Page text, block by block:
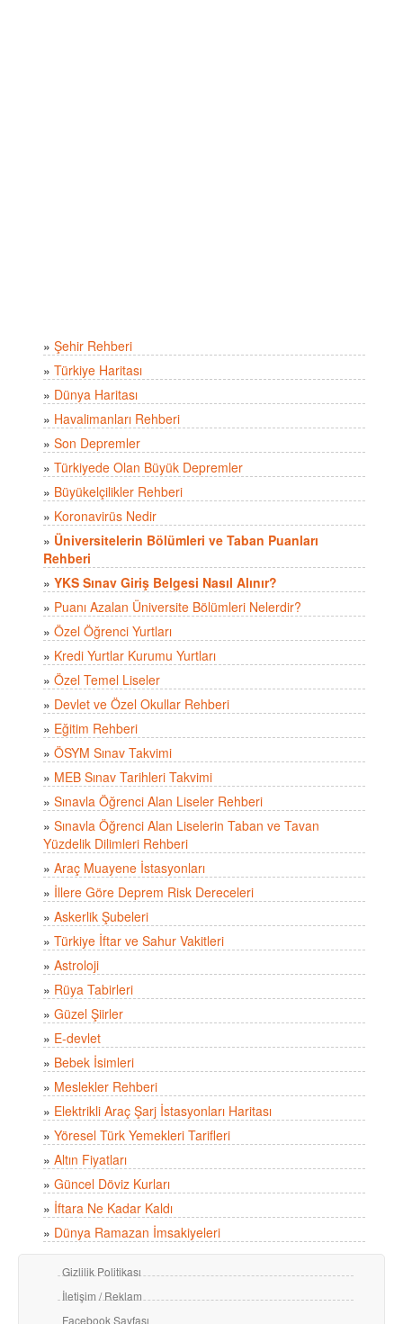
» Şehir Rehberi
» Türkiye Haritası
» Dünya Haritası
» Havalimanları Rehberi
» Son Depremler
» Türkiyede Olan Büyük Depremler
» Büyükelçilikler Rehberi
» Koronavirüs Nedir
» Üniversitelerin Bölümleri ve Taban Puanları
Rehberi
» YKS Sınav Giriş Belgesi Nasıl Alınır?
» Puanı Azalan Üniversite Bölümleri Nelerdir?
» Özel Öğrenci Yurtları
» Kredi Yurtlar Kurumu Yurtları
» Özel Temel Liseler
» Devlet ve Özel Okullar Rehberi
» Eğitim Rehberi
» ÖSYM Sınav Takvimi
» MEB Sınav Tarihleri Takvimi
» Sınavla Öğrenci Alan Liseler Rehberi
» Sınavla Öğrenci Alan Liselerin Taban ve Tavan
Yüzdelik Dilimleri Rehberi
» Araç Muayene İstasyonları
» İllere Göre Deprem Risk Dereceleri
» Askerlik Şubeleri
» Türkiye İftar ve Sahur Vakitleri
» Astroloji
» Rüya Tabirleri
» Güzel Şiirler
» E-devlet
» Bebek İsimleri
» Meslekler Rehberi
» Elektrikli Araç Şarj İstasyonları Haritası
» Yöresel Türk Yemekleri Tarifleri
» Altın Fiyatları
» Güncel Döviz Kurları
» İftara Ne Kadar Kaldı
» Dünya Ramazan İmsakiyeleri
Gizlilik Politikası
İletişim / Reklam
Facebook Sayfası